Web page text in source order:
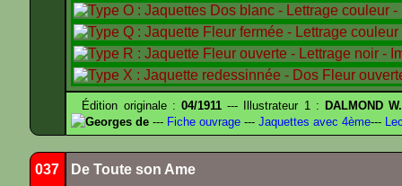
Édition originale :04/1911 --- Illustrateur 1 : DALMOND W.
Georges de --- Fiche ouvrage --- Jaquettes avec 4ème---
037 De Toute son Ame